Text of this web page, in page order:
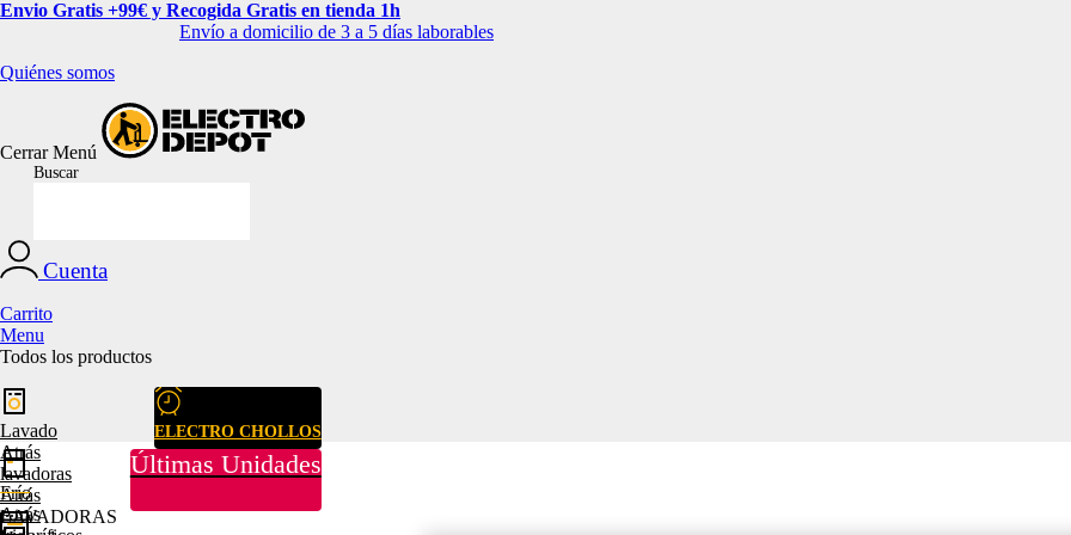
Envio Gratis +99€ y Recogida Gratis en tienda 1h
Envío a domicilio de 3 a 5 días laborables
Quiénes somos
CerrarMenú
Buscar
Cuenta
Carrito
Menu
Todos los productos
ELECTRO CHOLLOS
Últimas Unidades
Lavado
Atrás
lavadoras
Atrás
LAVADORAS
Frío
Atrás